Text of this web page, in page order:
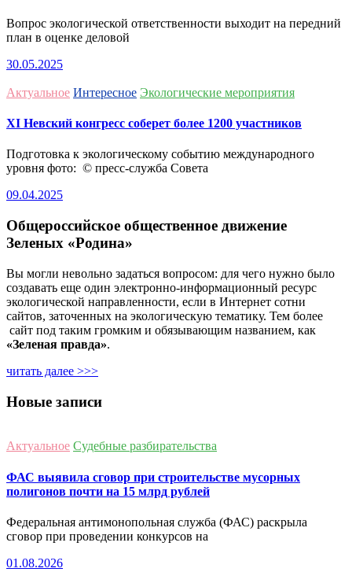
Вопрос экологической ответственности выходит на передний
план в оценке деловой
30.05.2025
Актуальное Интересное Экологические мероприятия
ХI Невский конгресс соберет более 1200 участников
Подготовка к экологическому событию международного
уровня фото: © пресс-служба Совета
09.04.2025
Общероссийское общественное движение
Зеленых «Родина»
Вы могли невольно задаться вопросом: для чего нужно было
создавать еще один электронно-информационный ресурс
экологической направленности, если в Интернет сотни
сайтов, заточенных на экологическую тематику. Тем более
сайт под таким громким и обязывающим названием, как
«Зеленая правда».
читать далее >>>
Новые записи
Актуальное Судебные разбирательства
ФАС выявила сговор при строительстве мусорных
полигонов почти на 15 млрд рублей
Федеральная антимонопольная служба (ФАС) раскрыла
сговор при проведении конкурсов на
01.08.2026